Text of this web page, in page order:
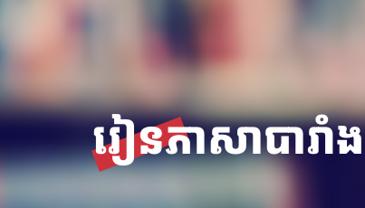
រៀនភាសាបារាំង